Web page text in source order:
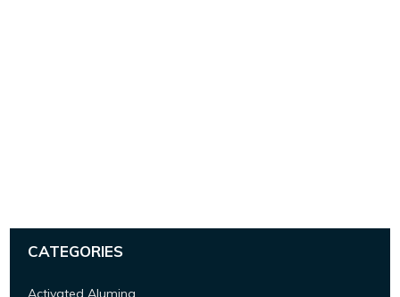
CATEGORIES
Activated Alumina